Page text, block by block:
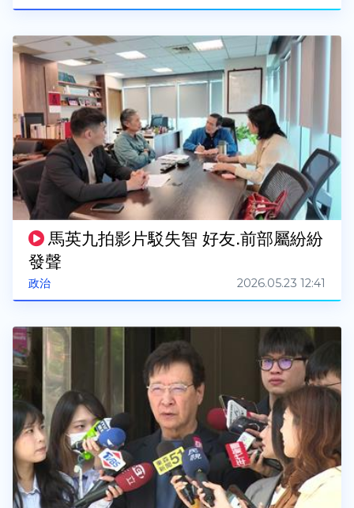
政治
馬英九拍影片駁失智 好友.前部屬紛紛
發聲
2026.05.23 12:41